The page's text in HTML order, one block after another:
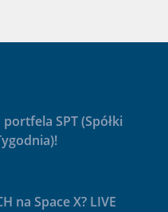
SPT (Spółki
na Space X? LIVE